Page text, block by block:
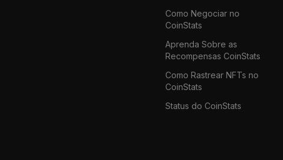
Como Negociar no
CoinStats
Aprenda Sobre as
Recompensas CoinStats
Como Rastrear NFTs no
CoinStats
Status do CoinStats